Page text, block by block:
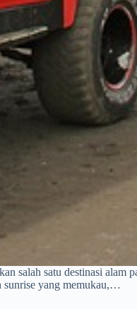
salah satu destinasi alam
sunrise yang memukau,…